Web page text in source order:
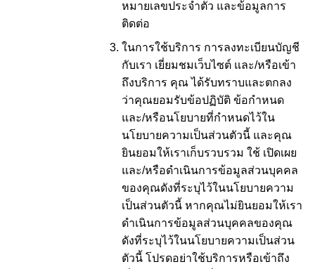
หมายเลขประจำตัว และข้อมูลการ
ติดต่อ
ในการใช้บริการ การลงทะเบียนบัญชี
กับเรา เยี่ยมชมเว็บไซต์ และ/หรือเข้า
ถึงบริการ คุณ ได้รับทราบและตกลง
ว่าคุณยอมรับข้อปฏิบัติ ข้อกำหนด
และ/หรือนโยบายที่กำหนดไว้ใน
นโยบายความเป็นส่วนตัวนี้ และคุณ
ยินยอมให้เราเก็บรวบรวม ใช้ เปิดเผย
และ/หรือดำเนินการข้อมูลส่วนบุคคล
ของคุณดังที่ระบุไว้ในนโยบายความ
เป็นส่วนตัวนี้ หากคุณไม่ยินยอมให้เรา
ดำเนินการข้อมูลส่วนบุคคลของคุณ
ดังที่ระบุไว้ในนโยบายความเป็นส่วน
ตัวนี้ โปรดอย่าใช้บริการหรือเข้าถึง